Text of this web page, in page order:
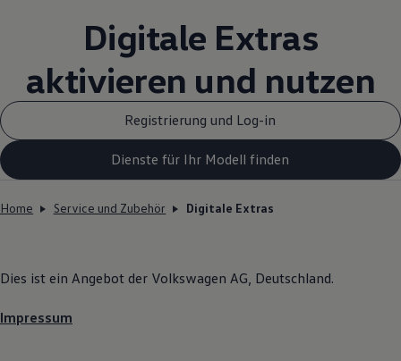
Digitale Extras
aktivieren und nutzen
Registrierung und Log-in
Dienste für Ihr Modell finden
Home Service und Zubehör Digitale Extras
Dies ist ein Angebot der Volkswagen AG, Deutschland.
Impressum